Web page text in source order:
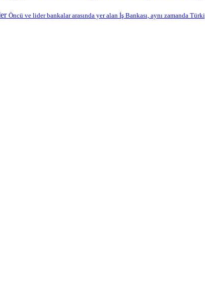
Öncü ve lider bankalar arasında yer alan İş Bankası, aynı zamanda